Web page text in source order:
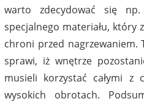
warto zdecydować się
specjalnego materiału, który
chroni przed nagrzewaniem.
sprawi, iż wnętrze
musieli korzystać całymi z
wysokich obrotach.